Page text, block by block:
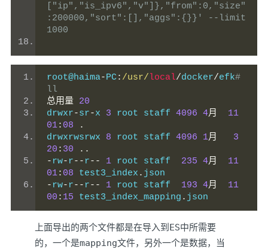
["ip","is_ipv6","v"]},"from":0,"size"
:200000,"sort":[],"aggs":{}}' --limit
1000
root@haima-PC: /usr/local/docker/efk#
ll
总用量 20
drwxr-sr-x 3 root staff 4096 4月
11
01: 08
.
drwxrwsrwx 8 root staff 4096 1月
3
20 : 30
..
-rw-r--r-- 1 root staff 235 4月
11
01: 08 test3_index . json
-rw-r--r-- 1 root staff 193 4月
11
00 : 15 test3_index_mapping . json
上面导出的两个文件都是在导入到 ES中所需要
的，一个是mapping文件，另外一个是数据，当